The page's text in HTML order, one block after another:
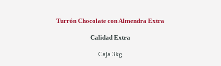
Turrón Chocolate con Almendra Extra
Calidad Extra
Caja 3kg